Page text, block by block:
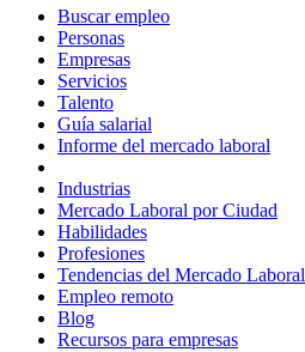
Buscar empleo
Personas
Empresas
Servicios
Talento
Guía salarial
Informe del mercado laboral
Industrias
Mercado Laboral por Ciudad
Habilidades
Profesiones
Tendencias del Mercado Laboral
Empleo remoto
Blog
Recursos para empresas